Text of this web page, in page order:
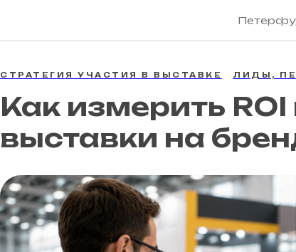
СТРАТЕГИЯ УЧАСТИЯ В ВЫСТАВКЕ ЛИДЫ,
Как измерить
выставки на